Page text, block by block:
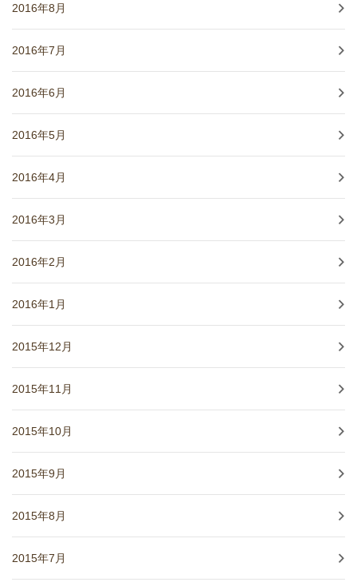
2016年8月
2016年7月
2016年6月
2016年5月
2016年4月
2016年3月
2016年2月
2016年1月
2015年12月
2015年11月
2015年10月
2015年9月
2015年8月
2015年7月